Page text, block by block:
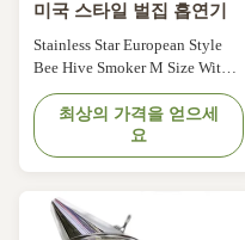
미국 스타일 벌집 흡연기
Stainless Star European Style
Bee Hive Smoker M Size With
Round Head SS Star European
Style Bee Smoker M Size of Bee
Hive Smoker Specification
Type: American style Size: M
steel and leather bellow box
Diameter: 10.2cm Height:
최상의 가격을 얻으세
요